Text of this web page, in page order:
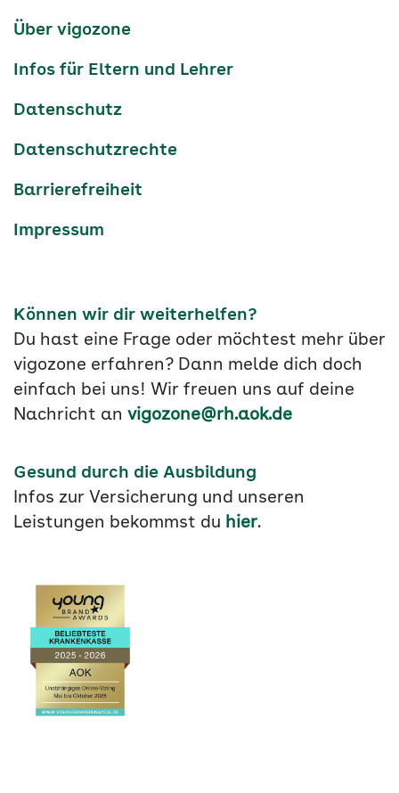
Services-
Über vigozone
Infos für Eltern und Lehrer
Datenschutz
Datenschutzrechte
Barrierefreiheit
Impressum
Können wir dir weiterhelfen?
Du hast eine Frage oder möchtest mehr über
vigozone erfahren? Dann melde dich doch
einfach bei uns! Wir freuen uns auf deine
Nachricht an vigozone@rh.aok.de
Gesund durch die Ausbildung
Infos zur Versicherung und unseren
Leistungen bekommst du hier.